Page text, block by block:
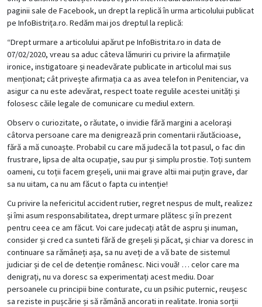
paginii sale de Facebook, un drept la replică în urma articolului publicat
pe InfoBistrița.ro. Redăm mai jos dreptul la replică:
“Drept urmare a articolului apărut pe InfoBistrita.ro in data de
07/02/2020, vreau sa aduc câteva lămuriri cu privire la afirmațiile
ironice, instigatoare și neadevărate publicate in articolul mai sus
menționat; cât privește afirmația ca as avea telefon in Penitenciar, va
asigur ca nu este adevărat, respect toate regulile acestei unități și
folosesc căile legale de comunicare cu mediul extern.
Observ o curiozitate, o răutate, o invidie fără margini a acelorași
câtorva persoane care ma denigrează prin comentarii răutăcioase,
fără a mă cunoaște. Probabil cu care mă judecă la tot pasul, o fac din
frustrare, lipsa de alta ocupație, sau pur și simplu prostie. Toți suntem
oameni, cu toții facem greșeli, unii mai grave altii mai puțin grave, dar
sa nu uitam, ca nu am făcut o fapta cu intenție!
Cu privire la nefericitul accident rutier, regret nespus de mult, realizez
și îmi asum responsabilitatea, drept urmare plătesc și în prezent
pentru ceea ce am făcut. Voi care judecați atât de aspru și inuman,
consider și cred ca sunteti fără de greșeli și păcat, și chiar va doresc in
continuare sa rămâneți așa, sa nu aveți de a vă bate de sistemul
judiciar și de cel de detenție românesc. Nici vouă! … celor care ma
denigrați, nu va doresc sa experimentați acest mediu. Doar
persoanele cu principii bine conturate, cu un psihic puternic, reușesc
sa reziste in pușcărie și să rămână ancorati in realitate. Ironia sorții